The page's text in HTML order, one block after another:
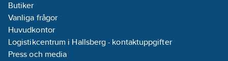
Butiker
Vanliga frågor
Huvudkontor
Logistikcentrum i Hallsberg - kontaktuppgifter
Press och media